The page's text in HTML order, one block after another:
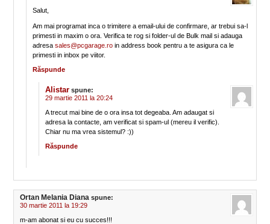
Salut,
Am mai programat inca o trimitere a email-ului de confirmare, ar trebui sa-l
primesti in maxim o ora. Verifica te rog si folder-ul de Bulk mail si adauga
adresasales@pcgarage.ro in address book pentru a te asigura ca le
primesti in inbox pe viitor.
Răspunde
Alistar spune:
29 martie 2011 la 20:24
A trecut mai bine de o ora insa tot degeaba. Am adaugat si
adresa la contacte, am verificat si spam-ul (mereu il verific).
Chiar nu ma vrea sistemul? :))
Răspunde
Ortan Melania Diana spune:
30 martie 2011 la 19:29
m-am abonat si eu cu succes!!!